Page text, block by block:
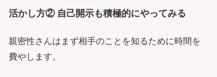
活かし方② 自己開示も積極的にやってみる
親密性さんはまず相手のことを知るために時間を
費やします。